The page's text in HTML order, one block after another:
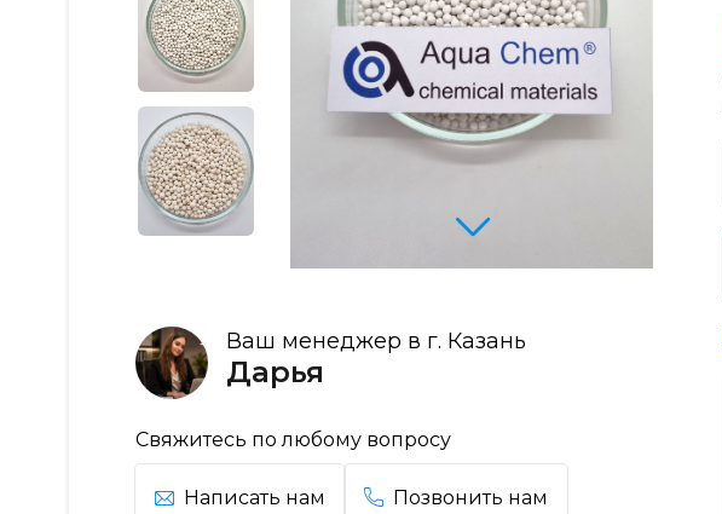
Ваш менеджер в г. Казань
Дарья
Свяжитесь по любому вопросу
Написать нам Позвонить нам